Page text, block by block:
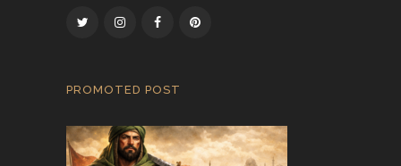
PROMOTED POST